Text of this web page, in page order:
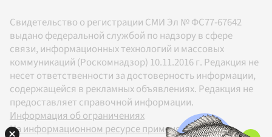
Свидетельство о регистрации СМИ Эл № ФС77-67642
выдано федеральной службой по надзору в сфере
связи, информационных технологий и массовых
коммуникаций (Роскомнадзор) 10.11.2016 г. Редакция не
несет ответственности за достоверность информации,
содержащейся в рекламных объявлениях. Редакция не
предоставляет справочной информации.
Информация об ограничениях
На информационном ресурсе применяются